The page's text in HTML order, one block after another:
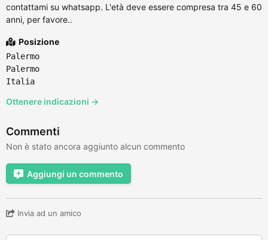
contattami su whatsapp. L'età deve essere compresa tra 45 e 60
anni, per favore..
Posizione
Palermo
Palermo
Italia
Ottenere indicazioni →
Commenti
Non è stato ancora aggiunto alcun commento
Aggiungi un commento
Invia ad un amico